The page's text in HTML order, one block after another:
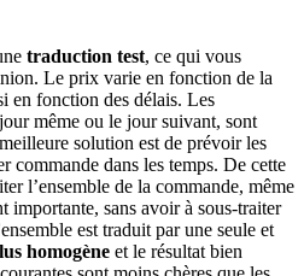
traduction test, ce qui vous
Le prix varie en fonction de la
en fonction des délais. Les
même ou le jour suivant, sont
solution est de prévoir les
commande dans les temps. De cette
l’ensemble de la commande, même
importante, sans avoir à sous-traiter
est traduit par une seule et
homogène et le résultat bien